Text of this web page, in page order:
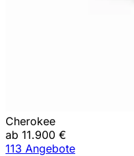
Cherokee
ab 11.900 €
113 Angebote